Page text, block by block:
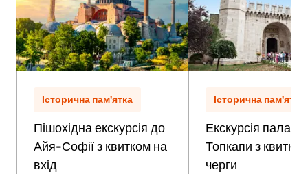
Історична пам'ятка
Пішохідна екскурсія до
Айя-Софії з квитком на
вхід
Історична пам'ятка
Екскурсія
Топкапи з
черги